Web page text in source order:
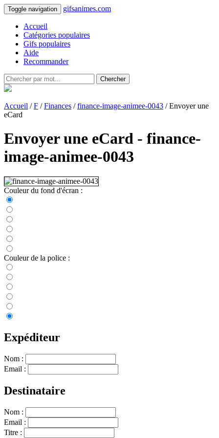
Toggle navigation gifsanimes.com
Accueil
Catégories populaires
Gifs populaires
Aide
Recommander
Chercher
Accueil /F /Finances /finance-image-animee-0043 / Envoyer une
eCard
Envoyer une eCard - finance-
image-animee-0043
Couleur du fond d'écran :
Couleur de la police :
Expéditeur
Nom :
Email :
Destinataire
Nom :
Email :
Titre :